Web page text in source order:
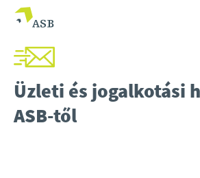
Üzleti és jogalkotási
ASB-től